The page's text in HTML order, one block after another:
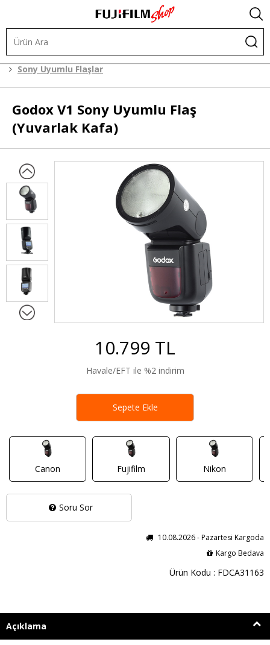
Sony Uyumlu Flaşlar
Godox V1 Sony Uyumlu Flaş
(Yuvarlak Kafa)
Soru Sor
10.799 TL
Havale/EFT ile %2 indirim
Canon Fujifilm Nikon
10.08.2026 - Pazartesi Kargoda
Kargo Bedava
Ürün Kodu : FDCA31163
Sepete Ekle
Açıklama